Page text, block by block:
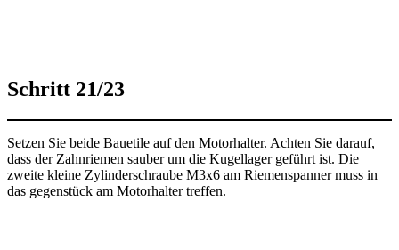
Schritt 21/23
Setzen Sie beide Bauetile auf den Motorhalter. Achten Sie darauf,
dass der Zahnriemen sauber um die Kugellager geführt ist. Die
zweite kleine Zylinderschraube M3x6 am Riemenspanner muss in
das gegenstück am Motorhalter treffen.